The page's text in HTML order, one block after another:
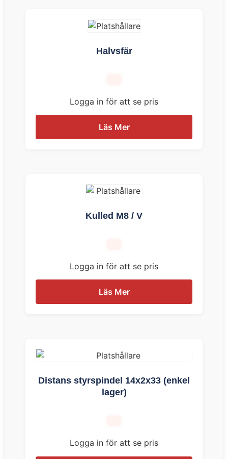
Halvsfär
Logga in för att se pris
Läs Mer
Kulled M8 / V
Logga in för att se pris
Läs Mer
Distans styrspindel 14x2x33 (enkel
lager)
Logga in för att se pris